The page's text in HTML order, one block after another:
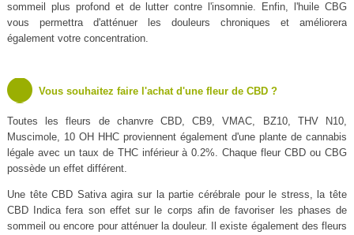
sommeil plus profond et de lutter contre l'insomnie. Enfin, l'huile CBG
vous permettra d'atténuer les douleurs chroniques et améliorera
également votre concentration.
Vous souhaitez faire l'achat d'une fleur de CBD ?
Toutes les fleurs de chanvre CBD, CB9, VMAC, BZ10, THV N10,
Muscimole, 10 OH HHC proviennent également d'une plante de cannabis
légale avec un taux de THC inférieur à 0.2%. Chaque fleur CBD ou CBG
possède un effet différent.
Une tête CBD Sativa agira sur la partie cérébrale pour le stress, la tête
CBD Indica fera son effet sur le corps afin de favoriser les phases de
sommeil ou encore pour atténuer la douleur. Il existe également des fleurs